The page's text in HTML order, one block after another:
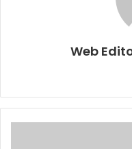
Web